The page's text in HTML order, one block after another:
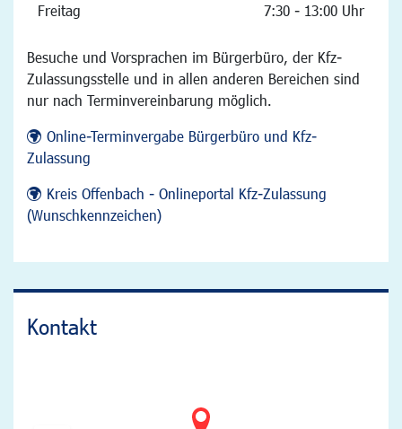
Freitag 7:30 - 13:00 Uhr
Besuche und Vorsprachen im Bürgerbüro, der Kfz-
Zulassungsstelle und in allen anderen Bereichen sind
nur nach Terminvereinbarung möglich.
Online-Terminvergabe Bürgerbüro und Kfz-
Zulassung
Kreis Offenbach - Onlineportal Kfz-Zulassung
(Wunschkennzeichen)
Kontakt